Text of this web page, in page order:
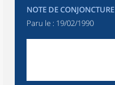
NOTE DE CONJONCTURE
Paru le : 19/02/1990